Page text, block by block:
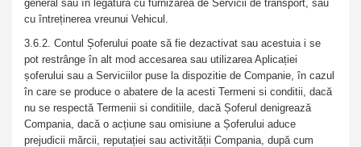
general sau în legătură cu furnizarea de Servicii de transport, sau
cu întreținerea vreunui Vehicul.
3.6.2. Contul Șoferului poate să fie dezactivat sau acestuia i se
pot restrânge în alt mod accesarea sau utilizarea Aplicației
șoferului sau a Serviciilor puse la dispozitie de Companie, în cazul
în care se produce o abatere de la acesti Termeni si conditii, dacă
nu se respectă Termenii si conditiile, dacă Șoferul denigrează
Compania, dacă o acțiune sau omisiune a Șoferului aduce
prejudicii mărcii, reputației sau activității Compania, după cum